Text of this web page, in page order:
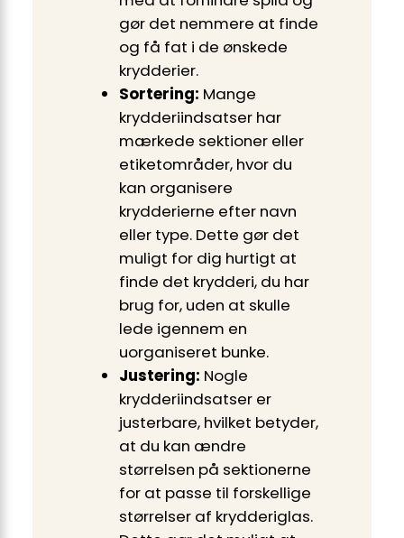
gør det nemmere at finde
og få fat i de ønskede
krydderier.
Sortering: Mange
krydderiindsatser har
mærkede sektioner eller
etiketområder, hvor du
kan organisere
krydderierne efter navn
eller type. Dette gør det
muligt for dig hurtigt at
finde det krydderi, du har
brug for, uden at skulle
lede igennem en
uorganiseret bunke.
Justering: Nogle
krydderiindsatser er
justerbare, hvilket betyder,
at du kan ændre
størrelsen på sektionerne
for at passe til forskellige
størrelser af krydderiglas.